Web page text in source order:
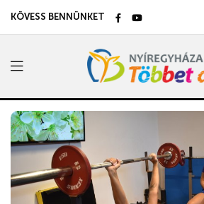
KÖVESS BENNÜNKET